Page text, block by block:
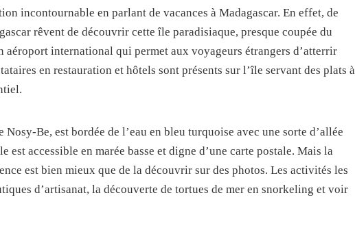
incontournable en parlant de vacances à Madagascar. En effet, de
rêvent de découvrir cette île paradisiaque, presque coupée du
aéroport international qui permet aux voyageurs étrangers d’atterrir
en restauration et hôtels sont présents sur l’île servant des plats à
Be, est bordée de l’eau en bleu turquoise avec une sorte d’allée
est accessible en marée basse et digne d’une carte postale. Mais la
est bien mieux que de la découvrir sur des photos. Les activités les
d’artisanat, la découverte de tortues de mer en snorkeling et voir